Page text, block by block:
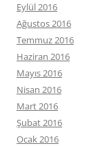
Eylül 2016
Ağustos 2016
Temmuz 2016
Haziran 2016
Mayıs 2016
Nisan 2016
Mart 2016
Şubat 2016
Ocak 2016